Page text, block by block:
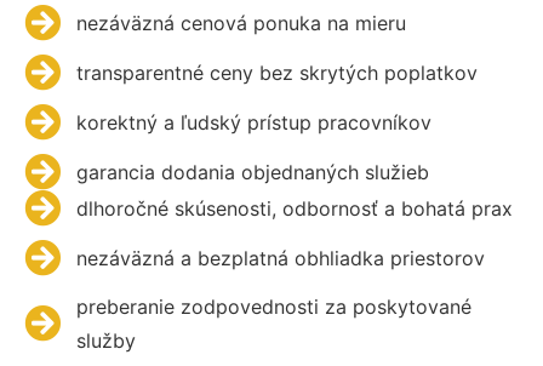
nezáväzná cenová ponuka na mieru
transparentné ceny bez skrytých poplatkov
korektný a ľudský prístup pracovníkov
garancia dodania objednaných služieb
dlhoročné skúsenosti, odbornosť a bohatá prax
nezáväzná a bezplatná obhliadka priestorov
preberanie zodpovednosti za poskytované
služby